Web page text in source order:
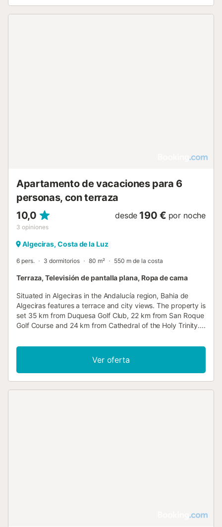
Apartamento de vacaciones para 6
personas, con terraza
10,0
3 opiniones
desde 190 € por noche
Algeciras, Costa de la Luz
6 pers. 3 dormitorios 80 m² 550 m de la costa
Terraza, Televisión de pantalla plana, Ropa de cama
Situated in Algeciras in the Andalucía region, Bahia de
Algeciras features a terrace and city views. The property is
set 35 km from Duquesa Golf Club, 22 km from San Roque
Golf Course and 24 km from Cathedral of the Holy Trinity....
Ver oferta